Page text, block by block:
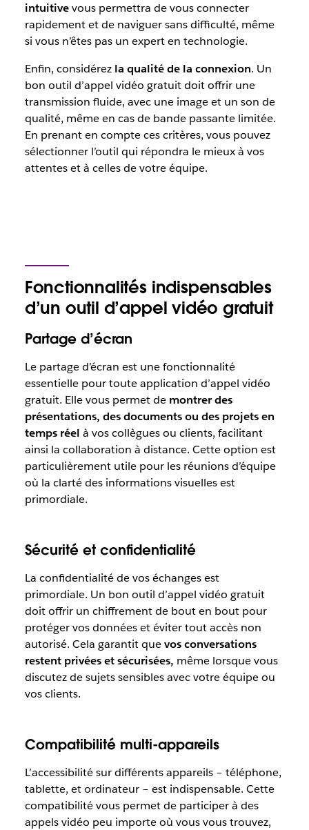
intuitivevous permettra de vous connecter
rapidement et de naviguer sans difficulté, même
si vous n’êtes pas un expert en technologie.
Enfin, considérez la qualité de la connexion. Un
bon outil d’appel vidéo gratuit doit offrir une
transmission fluide, avec une image et un son de
qualité, même en cas de bande passante limitée.
En prenant en compte ces critères, vous pouvez
sélectionner l’outil qui répondra le mieux à vos
attentes et à celles de votre équipe.
Fonctionnalités indispensables
d’un outil d’appel vidéo gratuit
Partage d’écran
Le partage d’écran est une fonctionnalité
essentielle pour toute application d’appel vidéo
gratuit. Elle vous permet de montrer des
présentations, des documents ou des projets en
temps réel à vos collègues ou clients, facilitant
ainsi la collaboration à distance. Cette option est
particulièrement utile pour les réunions d’équipe
où la clarté des informations visuelles est
primordiale.
Sécurité et confidentialité
La confidentialité de vos échanges est
primordiale. Un bon outil d’appel vidéo gratuit
doit offrir un chiffrement de bout en bout pour
protéger vos données et éviter tout accès non
autorisé. Cela garantit quevos conversations
restent privées et sécurisées, même lorsque vous
discutez de sujets sensibles avec votre équipe ou
vos clients.
Compatibilité multi-appareils
L’accessibilité sur différents appareils – téléphone,
tablette, et ordinateur – est indispensable. Cette
compatibilité vous permet de participer à des
appels vidéo peu importe où vous vous trouvez,